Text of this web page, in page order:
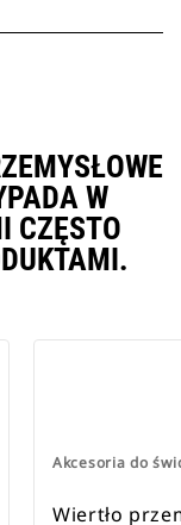
W
CZĘSTO
Akcesoria do
Wiertło